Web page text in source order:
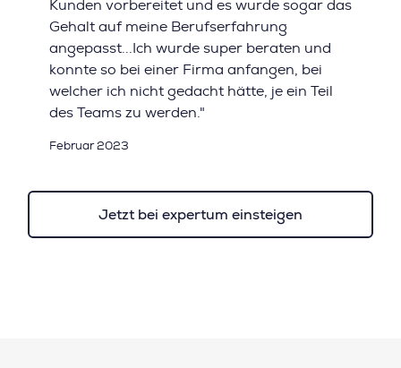
Kunden vorbereitet und es wurde sogar das
Gehalt auf meine Berufserfahrung
angepasst...Ich wurde super beraten und
konnte so bei einer Firma anfangen, bei
welcher ich nicht gedacht hätte, je ein Teil
des Teams zu werden."
Februar 2023
Jetzt bei expertum einsteigen